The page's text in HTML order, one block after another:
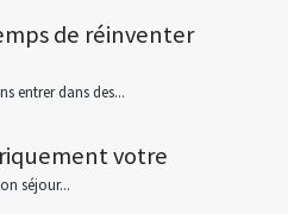
de réinventer
entrer dans des...
votre
séjour...